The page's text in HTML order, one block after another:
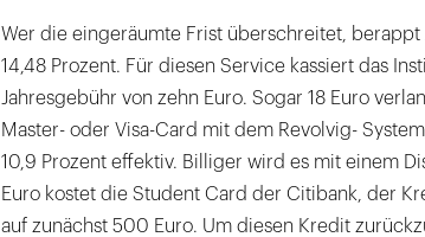
Wer die eingeräumte Frist überschreitet, berappt
14,48 Prozent. Für diesen Service kassiert das
Jahresgebühr von zehn Euro. Sogar 18 Euro
Master- oder Visa-Card mit dem Revolvig-
10,9 Prozent effektiv. Billiger wird es mit einem
Euro kostet die Student Card der Citibank, der
auf zunächst 500 Euro. Um diesen Kredit